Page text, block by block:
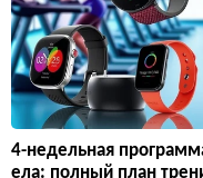
4-недельная
ела: полный план